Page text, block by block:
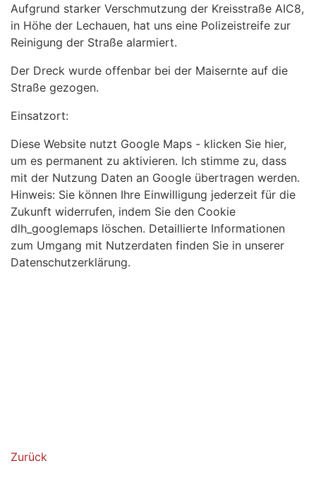
Aufgrund starker Verschmutzung der Kreisstraße AIC8,
in Höhe der Lechauen, hat uns eine Polizeistreife zur
Reinigung der Straße alarmiert.
Der Dreck wurde offenbar bei der Maisernte auf die
Straße gezogen.
Einsatzort:
Diese Website nutzt Google Maps - klicken Sie hier,
um es permanent zu aktivieren. Ich stimme zu, dass
mit der Nutzung Daten an Google übertragen werden.
Hinweis: Sie können Ihre Einwilligung jederzeit für die
Zukunft widerrufen, indem Sie den Cookie
dlh_googlemaps löschen. Detaillierte Informationen
zum Umgang mit Nutzerdaten finden Sie in unserer
Datenschutzerklärung.
Zurück